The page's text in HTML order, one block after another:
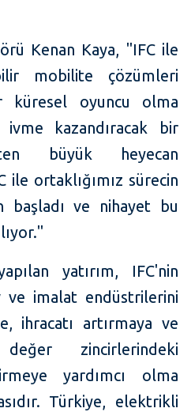
Kenan Kaya, "IFC ile
mobilite çözümleri
küresel oyuncu olma
kazandıracak bir
büyük heyecan
ile ortaklığımız sürecin
başladı ve nihayet bu
yatırım, IFC'nin
ve imalat endüstrilerini
ihracatı artırmaya ve
zincirlerindeki
yardımcı olma
Türkiye, elektrikli